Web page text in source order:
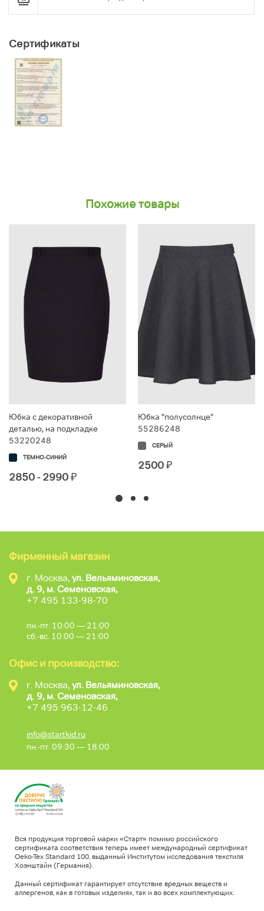
Сертификаты
Похожие товары
Юбка с декоративной
деталью, на подкладке
53220248
ТЕМНО-СИНИЙ
2850 - 2990₽
Юбка "полусолнце"
55286248
СЕРЫЙ
2500₽
Фирменный магазин
г. Москва, ул. Вельяминовская,
д. 9, м. Семеновская,
+7 495 133-98-70
пн.-пт. 10:00 — 21:00
сб.-вс. 10:00 — 21:00
Офис и производство:
г. Москва, ул. Вельяминовская,
д. 9, м. Семеновская,
+7 495 963-12-46
info@startkid.ru
пн.-пт. 09:30 — 18:00
Вся продукция торговой марки «Старт» помимо российского
сертификата соответствия теперь имеет международный сертификат
Oeko-Tex Standard 100, выданный Институтом исследования текстиля
Хоэнштайн (Германия).
Данный сертификат гарантирует отсутствие вредных веществ и
аллергенов, как в готовых изделиях, так и во всех комплектующих.